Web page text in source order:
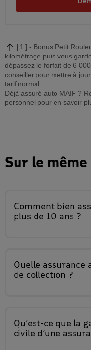
1
Bonus Petit
kilométrage puis vous
dépassez le forfait de 6
conseiller pour mettre à
tarif normal.
Déjà assuré auto MAIF ?
personnel pour en savoir
Sur le même
Comment bien
plus de 10 ans ?
Quelle assurance
de collection ?
Qu’est-ce que la
civile d’une